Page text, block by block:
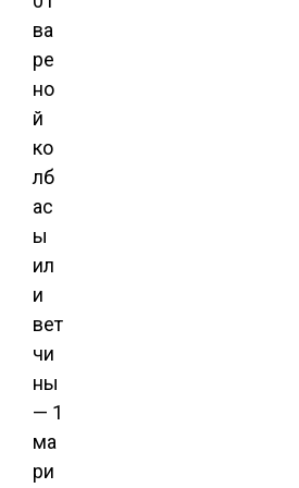
ва
ре
но
й
ко
лб
ас
ы
ил
и
вет
чи
ны
— 1
ма
ри